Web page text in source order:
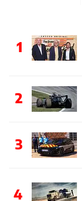
1
2
3
4